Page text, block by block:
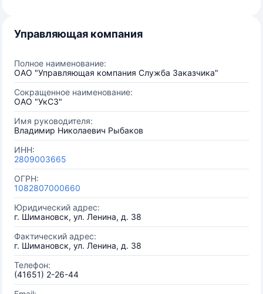
Управляющая компания
Полное наименование:
ОАО "Управляющая компания Служба Заказчика"
Сокращенное наименование:
ОАО "УкСЗ"
Имя руководителя:
Владимир Николаевич Рыбаков
ИНН:
2809003665
ОГРН:
1082807000660
Юридический адрес:
г. Шимановск, ул. Ленина, д. 38
Фактический адрес:
г. Шимановск, ул. Ленина, д. 38
Телефон:
(41651) 2-26-44